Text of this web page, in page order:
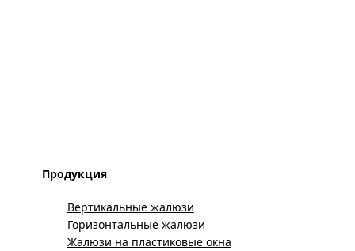
Продукция
Вертикальные жалюзи
Горизонтальные жалюзи
Жалюзи на пластиковые окна